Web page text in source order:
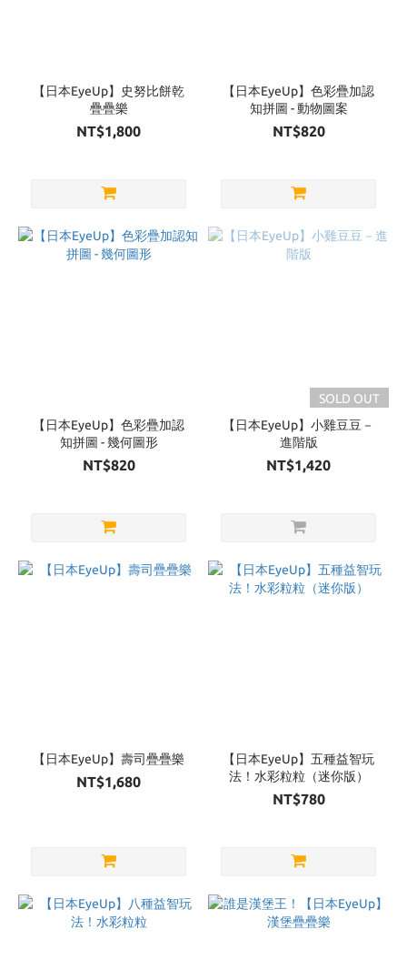
【日本EyeUp】史努比餅乾
疊疊樂
NT$1,800
【日本EyeUp】色彩疊加認
知拼圖 - 動物圖案
NT$820
【日本EyeUp】色彩疊加認
知拼圖 - 幾何圖形
NT$820
SOLD OUT
【日本EyeUp】小雞豆豆－
進階版
NT$1,420
【日本EyeUp】壽司疊疊樂
NT$1,680
【日本EyeUp】五種益智玩
法！水彩粒粒（迷你版）
NT$780